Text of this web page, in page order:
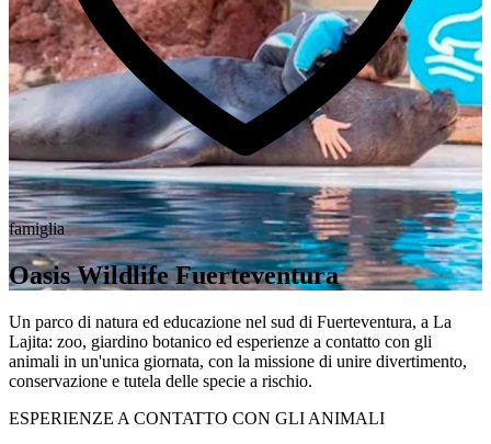
famiglia
Oasis Wildlife Fuerteventura
Un parco di natura ed educazione nel sud di Fuerteventura, a La
Lajita: zoo, giardino botanico ed esperienze a contatto con gli
animali in un'unica giornata, con la missione di unire divertimento,
conservazione e tutela delle specie a rischio.
ESPERIENZE A CONTATTO CON GLI ANIMALI